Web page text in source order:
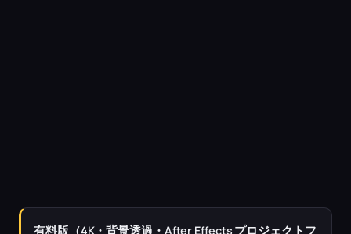
有料版（4K・背景透過・After Effects プロジェクトフ